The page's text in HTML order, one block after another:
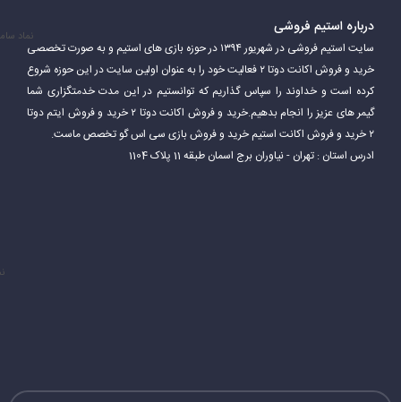
درباره استیم فروشی
سایت استیم فروشی در شهریور ۱۳۹۴ در حوزه بازی های استیم و به صورت تخصصی
خرید و فروش اکانت دوتا ۲ فعالیت خود را به عنوان اولین سایت در این حوزه شروع
کرده است و خداوند را سپاس گذاریم که توانستیم در این مدت خدمتگزاری شما
گیمر های عزیز را انجام بدهیم.خرید و فروش اکانت دوتا ۲ خرید و فروش ایتم دوتا
۲ خرید و فروش اکانت استیم خرید و فروش بازی سی اس گو تخصص ماست.
ادرس استان : تهران - نیاوران برج اسمان طبقه 11 پلاک 1104
نماد